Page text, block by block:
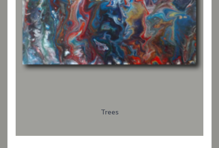
Trees